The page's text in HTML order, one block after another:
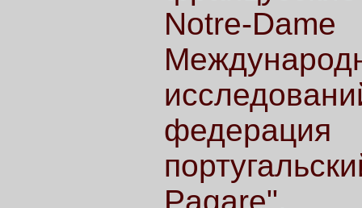
Notre-